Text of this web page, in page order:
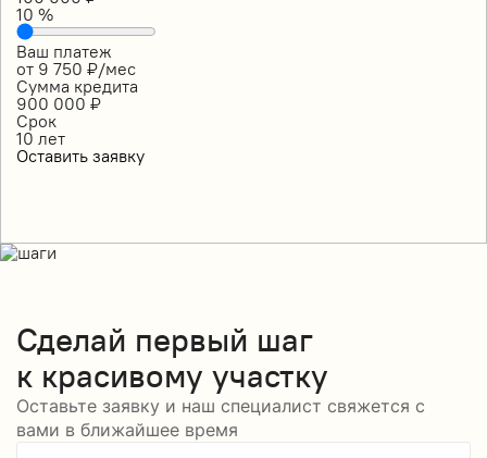
10 %
Ваш платеж
от 9 750 ₽/мес
Сумма кредита
900 000 ₽
Срок
10 лет
Оставить заявку
Сделай первый шаг
к красивому участку
Оставьте заявку и наш специалист свяжется с
вами в ближайшее время